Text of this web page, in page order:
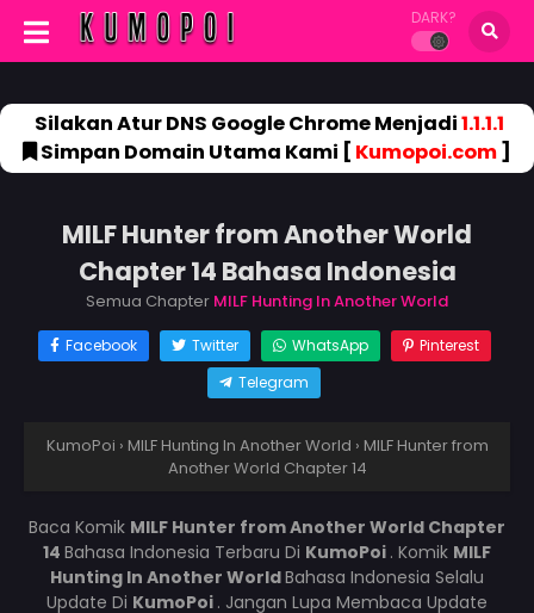
DARK?
Silakan Atur DNS Google Chrome Menjadi1.1.1.1
Simpan Domain Utama Kami [ Kumopoi.com]
MILF Hunter from Another World
Chapter 14 Bahasa Indonesia
Semua Chapter MILF Hunting In Another World
Facebook Twitter WhatsApp
Pinterest
Telegram
KumoPoi › MILF Hunting In Another World › MILF Hunter from
Another World Chapter 14
Baca Komik MILF Hunter from Another World Chapter
14 Bahasa Indonesia Terbaru Di KumoPoi . Komik MILF
Hunting In Another WorldBahasa Indonesia Selalu
Update Di KumoPoi . Jangan Lupa Membaca Update